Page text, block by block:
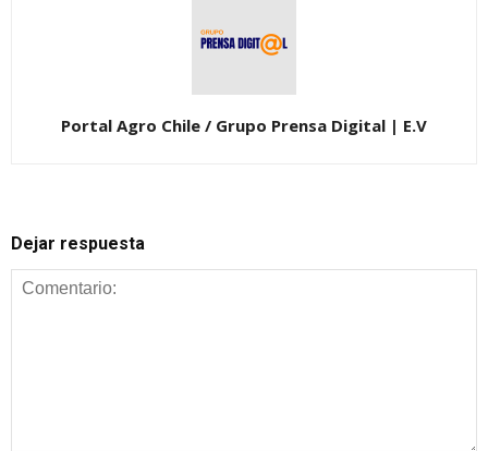
Portal Agro Chile / Grupo Prensa Digital | E.V
Dejar respuesta